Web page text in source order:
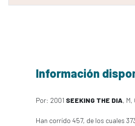
Información
Por: 2001 SEEKING THE DIA, M,
Han corrido 457, de los cuales